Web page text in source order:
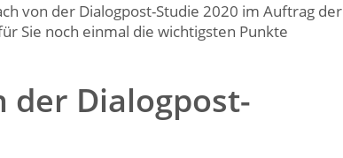
von der Dialogpost-Studie 2020 im Auftrag der
Sie noch einmal die wichtigsten Punkte
der Dialogpost-